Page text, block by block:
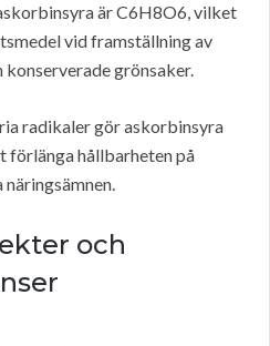
är C6H8O6, vilket
vid framställning av
grönsaker.
radikaler gör askorbinsyra
hållbarheten på
och